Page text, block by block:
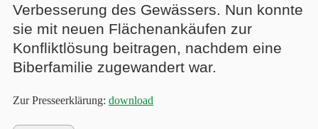
Verbesserung des Gewässers. Nun konnte
sie mit neuen Flächenankäufen zur
Konfliktlösung beitragen, nachdem eine
Biberfamilie zugewandert war.
Zur Presseerklärung: download